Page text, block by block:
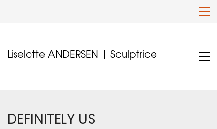
Liselotte ANDERSEN | Sculptrice
DEFINITELY US